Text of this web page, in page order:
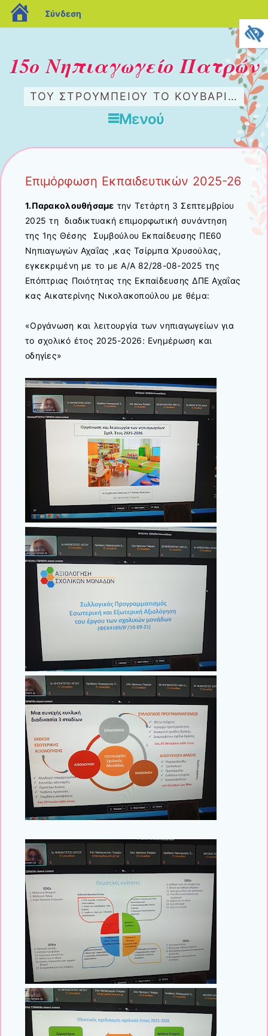
15ο Νηπιαγωγείο Πατρών
ΤΟΥ ΣΤΡΟΥΜΠΕΊΟΥ ΤΟ ΚΟΥΒΆΡΙ…
Μενού
Επιμόρφωση Εκπαιδευτικών 2025-26
1.Παρακολουθήσαμε την Tετάρτη 3 Σεπτεμβρίου
2025 τη διαδικτυακή επιμορφωτική συνάντηση
της 1ης Θέσης Συμβούλου Εκπαίδευσης ΠΕ60
Νηπιαγωγών Αχαΐας ,κας Τσίρμπα Χρυσούλας,
εγκεκριμένη με το με Α/Α 82/28-08-2025 της
Επόπτριας Ποιότητας της Εκπαίδευσης ΔΠΕ Αχαΐας
κας Αικατερίνης Νικολακοπούλου με θέμα:
«Οργάνωση και λειτουργία των νηπιαγωγείων για
το σχολικό έτος 2025-2026: Ενημέρωση και
οδηγίες»
blogs.sch.gr
Σύνδεση